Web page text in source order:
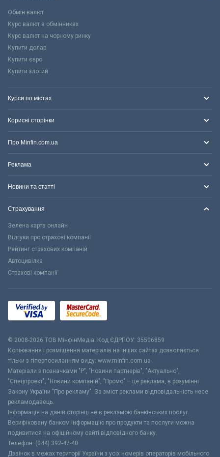
Обмін валют
Курс валют в обмінниках
Курс валют на чорному ринку
Купити долар
Купити євро
Купити злотий
Курси по містах
Корисні сторінки
Про Minfin.com.ua
Реклама
Новини та статті
Страхування
Зелена карта онлайн
Відгуки про страхові компанії
Рейтинг страхових компаній
Автоцивілка
Страхові компанії
© 2008-2026 ТОВ МiнфiнМедiа. Код ЄДРПОУ: 35506859
Копіювання і розміщення матеріалів на інших сайтах дозволяється
тільки з гіперпосиланням виду: www.minfin.com.ua
Матеріали з позначками "Р", "Новини партнерів", "Актуально",
"Спецпроект", "Новини компаній", "Промо" – це реклама, в розумінні
Закону України "Про рекламу". За зміст реклами відповідальність несе
рекламодавець.
Інформація на даній сторінці не є рекламою банківських послуг.
Верифіковану банком інформацію про продукти та послуги можна
подивитися на офіційному сайті відповідного банку.
Телефон: (044) 392-47-40
Дзвінок в межах території України з усіх номерів операторів мобільного